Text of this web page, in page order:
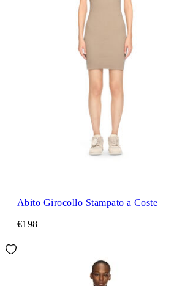
Abito Girocollo Stampato a Coste
€198